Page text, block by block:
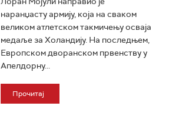
наранџасту армију, која на сваком
великом атлетском такмичењу осваја
медаље за Холандију. На последњем,
Европском дворанском првенству у
Апелдорну...
Прочитај